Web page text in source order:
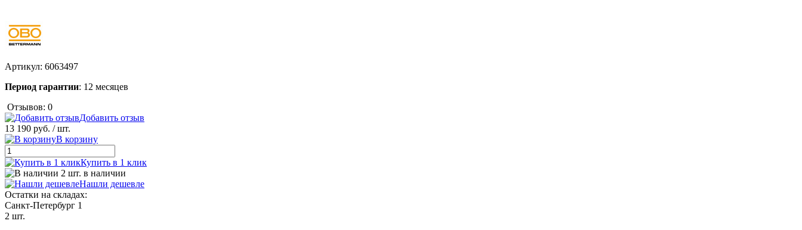
Артикул: 6063497
Период гарантии: 12 месяцев
Отзывов: 0
Добавить отзыв
13 190 руб. / шт.
В корзину
Купить в 1 клик
2 шт. в наличии
Нашли дешевле
Остатки на складах:
Санкт-Петербург 1
2 шт.